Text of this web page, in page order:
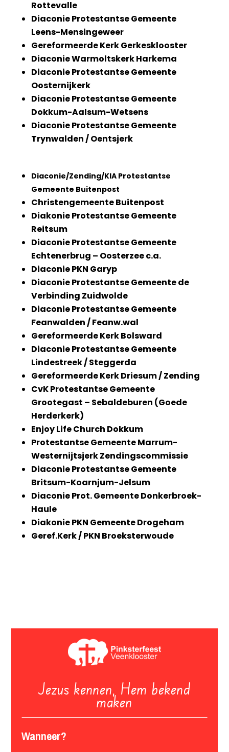
Rottevalle
Diaconie Protestantse Gemeente
Leens-Mensingeweer
Gereformeerde Kerk Gerkesklooster
Diaconie Warmoltskerk Harkema
Diaconie Protestantse Gemeente
Oosternijkerk
Diaconie Protestantse Gemeente
Dokkum-Aalsum-Wetsens
Diaconie Protestantse Gemeente
Trynwalden / Oentsjerk
Diaconie/Zending/KIA Protestantse
Gemeente Buitenpost
Christengemeente Buitenpost
Diakonie Protestantse Gemeente
Reitsum
Diaconie Protestantse Gemeente
Echtenerbrug – Oosterzee c.a.
Diaconie PKN Garyp
Diaconie Protestantse Gemeente de
Verbinding Zuidwolde
Diaconie Protestantse Gemeente
Feanwalden / Feanw.wal
Gereformeerde Kerk Bolsward
Diaconie Protestantse Gemeente
Lindestreek / Steggerda
Gereformeerde Kerk Driesum / Zending
CvK Protestantse Gemeente
Grootegast – Sebaldeburen (Goede
Herderkerk)
Enjoy Life Church Dokkum
Protestantse Gemeente Marrum-
Westernijtsjerk Zendingscommissie
Diaconie Protestantse Gemeente
Britsum-Koarnjum-Jelsum
Diaconie Prot. Gemeente Donkerbroek-
Haule
Diakonie PKN Gemeente Drogeham
Geref.Kerk / PKN Broeksterwoude
Jezus kennen, Hem bekend
maken
Wanneer?